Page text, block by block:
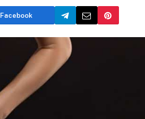
Facebook